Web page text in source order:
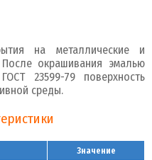
на металлические и
После окрашивания эмалью
23599-79 поверхность
среды.
Значение